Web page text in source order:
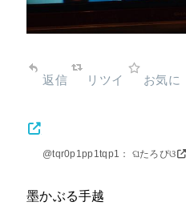
返信 リツイ お気に
@tqr0p1pp1tqp1： ଘたろぴଓ
墨かぶる手越